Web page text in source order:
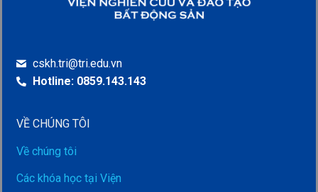
cskh.tri@tri.edu.vn
Hotline: 0859.143.143
VỀ CHÚNG TÔI
Về chúng tôi
Các khóa học tại Viện